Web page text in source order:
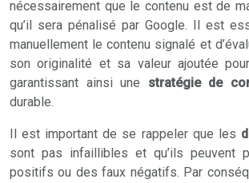
nécessairement que le contenu est de
qu’il sera pénalisé par Google. Il est
manuellement le contenu signalé et
son originalité et sa valeur ajoutée
garantissant ainsi une stratégie de
durable.
Il est important de se rappeler que les
sont pas infaillibles et qu’ils peuvent
positifs ou des faux négatifs. Par